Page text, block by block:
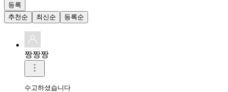
등록
추천순
최신순 등록순
짱짱짱
수고하셨습니다